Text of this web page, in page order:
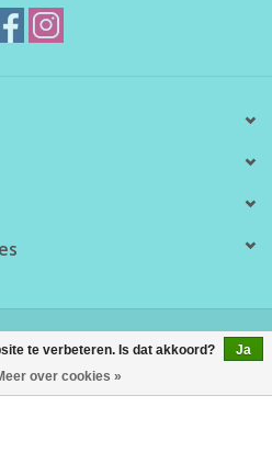
Lightspeed
te verbeteren. Is dat akkoord?
Ja
over cookies »